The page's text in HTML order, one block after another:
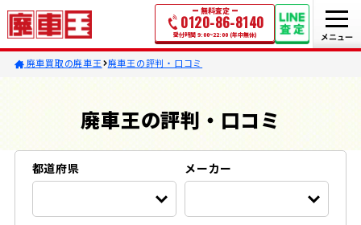
無料査定
0120-86-8140
受付時間 9:00~22:00 (年中無休)
廃車買取の廃車王 廃車王の評判・口コミ
廃車王の評判・口コミ
都道府県 メーカー